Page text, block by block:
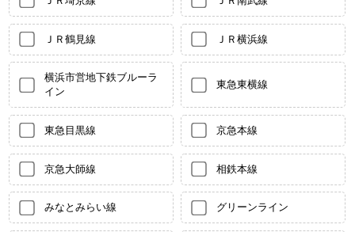
ＪＲ鶴見線 ＪＲ横浜線
横浜市営地下鉄ブルーラ
イン
東急東横線
東急目黒線 京急本線
京急大師線 相鉄本線
みなとみらい線 グリーンライン